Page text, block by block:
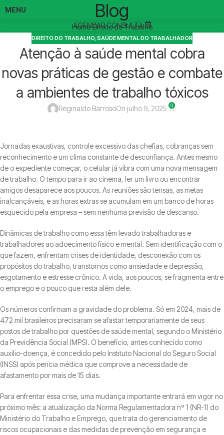
MENU
AGENDAR CONSULTA
Blog
Home Direito do Trabalho
DIREITO DO TRABALHO,SAÚDE MENTAL DO TRABALHADOR
Atenção à saúde mental cobra
novas práticas de gestão e combate
a ambientes de trabalho tóxicos
Reginaldo BarrosoOn julho 9, 2025 0
Jornadas exaustivas, controle excessivo das chefias, cobranças sem
reconhecimento e um clima constante de desconfiança. Antes mesmo
de o expediente começar, o celular já vibra com uma nova mensagem
de trabalho. O tempo para ir ao cinema, ler um livro ou encontrar
amigos desaparece aos poucos. As reuniões são tensas, as metas
inalcançáveis, e as horas extras se acumulam em um banco de horas
esquecido pela empresa – sem nenhuma previsão de descanso.
Dinâmicas de trabalho como essa têm levado trabalhadoras e
trabalhadores ao adoecimento físico e mental. Sem identificação com o
que fazem, enfrentam crises de identidade, desconexão com os
propósitos do trabalho, transtornos como ansiedade e depressão,
esgotamento e estresse crônico. A vida, aos poucos, se fragmenta entre
o emprego e o pouco que resta além dele.
Os números confirmam a gravidade do problema. Só em 2024, mais de
472 mil brasileiros precisaram se afastar temporariamente de seus
postos de trabalho por questões de saúde mental, segundo o Ministério
da Previdência Social (MPS). O benefício, antes conhecido como
auxílio-doença, é concedido pelo Instituto Nacional do Seguro Social
(INSS) após perícia médica que comprove a necessidade de
afastamento por mais de 15 dias.
Para enfrentar essa crise, uma mudança importante entrará em vigor no
próximo mês: a atualização da Norma Regulamentadora nº 1 (NR-1) do
Ministério do Trabalho e Emprego, que trata do gerenciamento de
riscos ocupacionais e das medidas de prevenção em segurança e